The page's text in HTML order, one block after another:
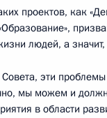
вопросам
кольцевой
проектов, как
людей, а значит,
эти
мы можем и
в области